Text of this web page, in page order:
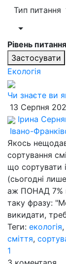
Тип питання
Рівень
Застосувати
Екологія
Чи знаєте ви
13 Серпня
Ірина
Івано-
Якось
сортування
що сортувати
(сьогодні
аж ПОНАД 7%
таку фразу:
викидати,
Теги: екологія,
сміття,
1